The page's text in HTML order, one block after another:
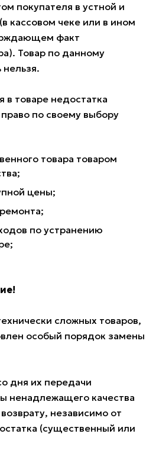
покупателя в устной и
кассовом чеке или в ином
факт
Товар по данному
нельзя.
в товаре недостатка
по своему выбору
товара товаром
цены;
по устранению
сложных товаров,
особый порядок замены
дня их передачи
ненадлежащего качества
независимо от
(существенный или